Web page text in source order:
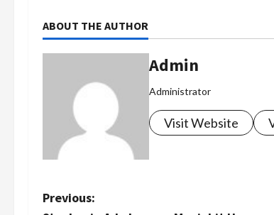
ABOUT THE AUTHOR
Admin
Administrator
Visit Website
P
Previous: